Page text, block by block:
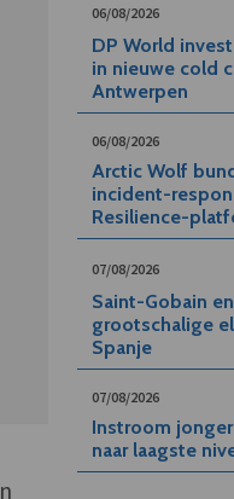
06/08/2026
DP World
in nieuwe cold
Antwerpen
06/08/2026
Arctic Wolf
incident-
Resilience-
07/08/2026
Saint-Gobain
grootschalige
Spanje
07/08/2026
Instroom
naar laagste